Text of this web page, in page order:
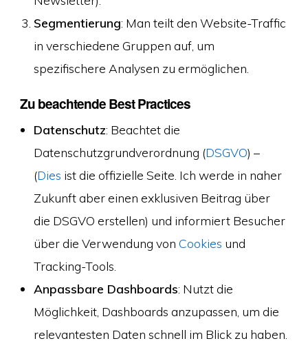
Segmentierung: Man teilt den Website-Traffic
in verschiedene Gruppen auf, um
spezifischere Analysen zu ermöglichen.
Zu beachtende Best Practices
Datenschutz: Beachtet die
Datenschutzgrundverordnung (DSGVO) –
(Dies ist die offizielle Seite. Ich werde in naher
Zukunft aber einen exklusiven Beitrag über
die DSGVO erstellen) und informiert Besucher
über die Verwendung von Cookies und
Tracking-Tools.
Anpassbare Dashboards: Nutzt die
Möglichkeit, Dashboards anzupassen, um die
relevantesten Daten schnell im Blick zu haben.